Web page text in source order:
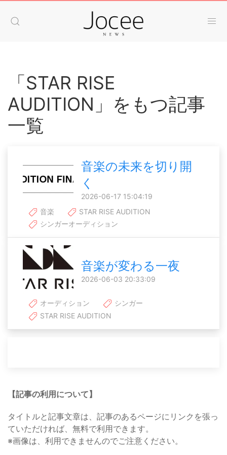
「STAR RISE
AUDITION」をもつ記事
一覧
音楽の未来を切り開
く
2026-06-17 15:04:19
音楽
STAR RISE AUDITION
シンガーオーディション
音楽が変わる一夜
2026-06-03 20:33:09
オーディション
シンガー
STAR RISE AUDITION
【記事の利用について】
タイトルと記事文章は、記事のあるページにリンクを張っ
ていただければ、無料で利用できます。
※画像は、利用できませんのでご注意ください。